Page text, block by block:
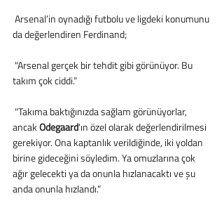
da değerlendiren Ferdinand;
takım çok ciddi.”
ancak Odegaard'ın özel olarak değerlendirilmesi
gerekiyor. Ona kaptanlık verildiğinde, iki yoldan
birine gideceğini söyledim. Ya omuzlarına çok
ağır gelecekti ya da onunla hızlanacaktı ve şu
anda onunla hızlandı.”